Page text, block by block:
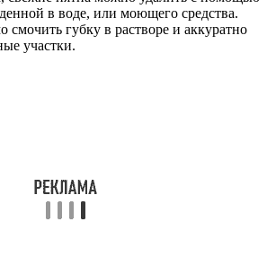
в воде, или моющего средства.
смочить губку в растворе и аккуратно
участки.